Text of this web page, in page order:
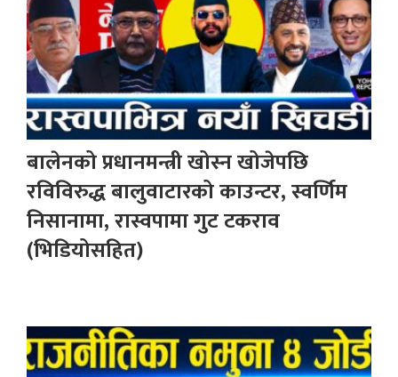
बालेनको प्रधानमन्त्री खोस्न खोजेपछि
रविविरुद्ध बालुवाटारको काउन्टर, स्वर्णिम
निसानामा, रास्वपामा गुट टकराव
(भिडियोसहित)